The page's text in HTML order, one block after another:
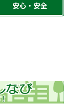
安心・安全